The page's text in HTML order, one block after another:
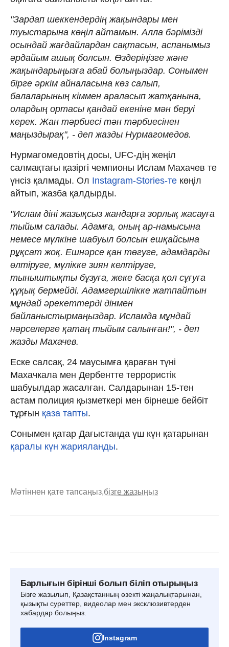
"Зардап шеккендердің жақындары мен
туыстарына көңіл айтамын. Алла бәрімізді
осындай жағдайлардан сақтасын, аспанымыз
әрдайым ашық болсын. Өздеріңізге және
жақындарыңызға абай болыңыздар. Сонымен
бірге әркім айналасына көз салып,
балаларының кіммен араласып жатқанына,
олардың ортасы қандай екеніне мән беруі
керек. Жан тәрбиесі тән тәрбиесінен
маңыздырақ", - деп жазды Нурмагомедов.
Нурмагомедовтің досы, UFC-дің жеңіл
салмақтағы қазіргі чемпионы Ислам Махачев те
үнсіз қалмады. Ол Instagram-Stories-те көңіл
айтып, жазба қалдырды.
"Ислам діні жазықсыз жандарға зорлық жасауға
тыйым салады. Адамға, оның ар-намысына
немесе мүлкіне шабуыл болсын ешқайсына
рұқсат жоқ. Ешнәрсе қан төгуге, адамдарды
өлтіруге, мүлікке зиян келтіруге,
тыныштықты бұзуға, жеке басқа қол сұғуға
құқық бермейді. Адамгершілікке жатпайтын
мұндай әрекеттерді дінмен
байланыстырмаңыздар. Исламда мұндай
нәрселерге қатаң тыйым салынған!", - деп
жазды Махачев.
Еске салсақ, 24 маусымға қараған түні
Махачкала мен Дербентте террористік
шабуылдар жасалған. Салдарынан 15-тен
астам полиция қызметкері мен бірнеше бейбіт
тұрғын қаза тапты.
Сонымен қатар Дағыстанда үш күн қатарынан
қаралы күн жарияланды.
Мәтіннен қате тапсаңыз,бізге жазыңыз
Барлығын бірінші болып біліп отырыңыз
Бізге жазылып, Қазақстанның өзекті жаңалықтарынан,
қызықты суреттер, видеолар мен эксклюзивтерден
хабардар болыңыз.
Instagram